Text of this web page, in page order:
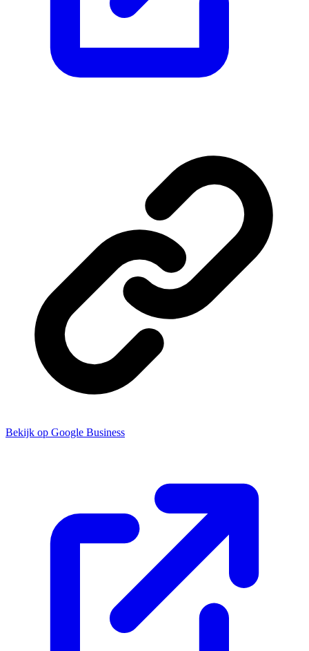
Bekijk op Google Business